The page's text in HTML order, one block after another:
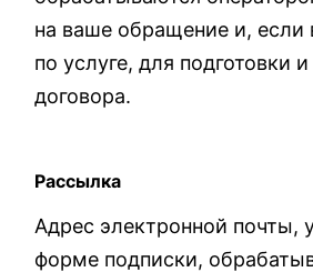
на ваше обращение и, если
по услуге, для подготовки
договора.
Рассылка
Адрес электронной почты,
форме подписки,